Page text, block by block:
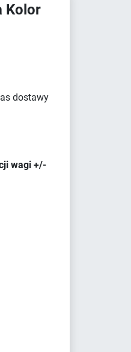
Kolor
dostawy
wagi +/-